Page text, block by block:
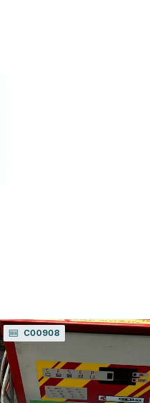
C00908